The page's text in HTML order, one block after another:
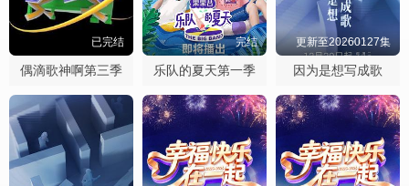
已完结
偶滴歌神啊第三季
完结
乐队的夏天第一季
更新至20260127集
因为是想写成歌